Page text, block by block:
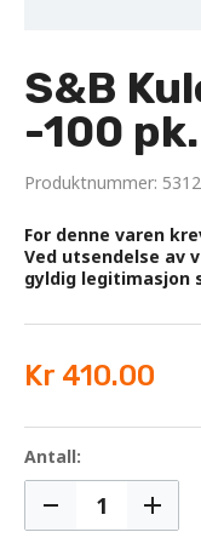
S&B
-100 pk.
Produktnummer:
For denne varen
Ved utsendelse av
gyldig legitimasjon
Kr 410.00
Antall: